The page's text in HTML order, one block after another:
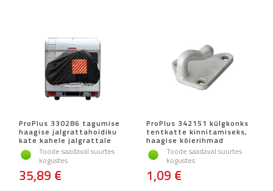
ProPlus 330286 tagumise
haagise jalgrattahoidiku
kate kahele jalgrattale
Toode saadaval suurtes
kogustes
35,89 €
ProPlus 342151 külgkonks
tentkatte kinnitamiseks,
haagise köierihmad
Toode saadaval suurtes
kogustes
1,09 €